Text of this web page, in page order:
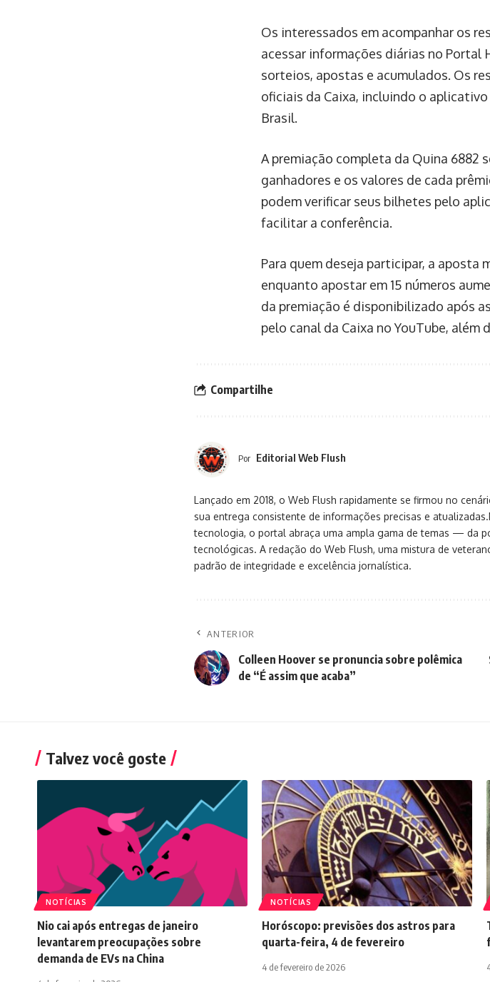
Os interessados em acompanhar os
acessar informações diárias no
sorteios, apostas e acumulados. Os
oficiais da Caixa, incluindo o
Brasil.
A premiação completa da Quina 6882
ganhadores e os valores de cada
podem verificar seus bilhetes pelo
facilitar a conferência.
Para quem deseja participar, a aposta
enquanto apostar em 15 números
da premiação é disponibilizado após
pelo canal da Caixa no YouTube,
Compartilhe
Por Editorial Web Flush
Lançado em 2018, o Web Flush rapidamente se firmou no
sua entrega consistente de informações precisas e
tecnologia, o portal abraça uma ampla gama de temas — da
tecnológicas. A redação do Web Flush, uma mistura de
padrão de integridade e excelência jornalística.
ANTERIOR
Colleen Hoover se pronuncia sobre polêmica
de “É assim que acaba”
Talvez você goste
NOTÍCIAS
Nio cai após entregas de janeiro
levantarem preocupações sobre
demanda de EVs na China
NOTÍCIAS
Horóscopo: previsões dos astros para
quarta-feira, 4 de fevereiro
4 de fevereiro de 2026